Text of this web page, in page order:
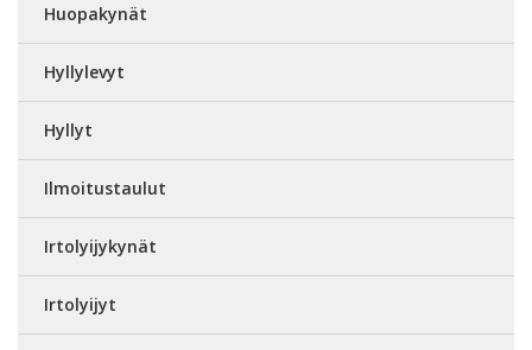
Huopakynät
Hyllylevyt
Hyllyt
Ilmoitustaulut
Irtolyijykynät
Irtolyijyt